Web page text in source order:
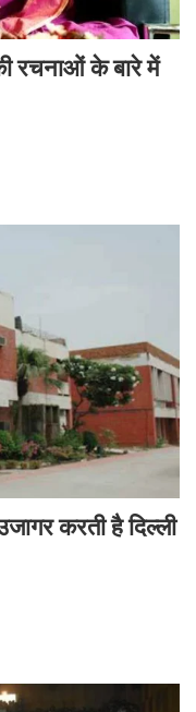
रचनाओं के बारे में
करती है दिल्ली